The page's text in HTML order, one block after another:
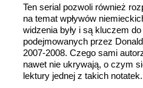
Ten serial pozwoli również
na temat wpływów
widzenia były i są kluczem
podejmowanych przez
2007-2008. Czego sami
nawet nie ukrywają, o czym
lektury jednej z takich notatek.